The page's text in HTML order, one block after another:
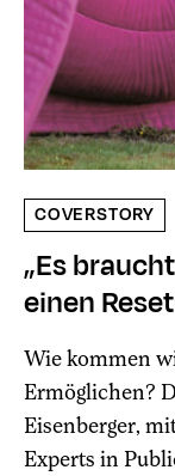
COVERSTORY
„Es braucht
einen
Wie kommen
Ermöglichen?
Eisenberger,
Experts in